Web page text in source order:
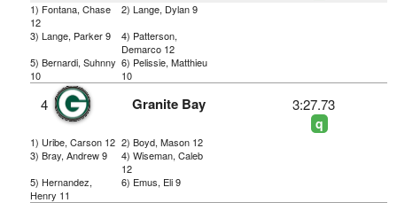
1) Fontana, Chase
12
2) Lange, Dylan 9
3) Lange, Parker 9
4) Patterson,
Demarco 12
5) Bernardi, Suhnny
10
6) Pelissie, Matthieu
10
4 Granite Bay 3:27.73
q
1) Uribe, Carson 12 2) Boyd, Mason 12
3) Bray, Andrew 9
4) Wiseman, Caleb
12
5) Hernandez,
Henry 11
6) Emus, Eli 9